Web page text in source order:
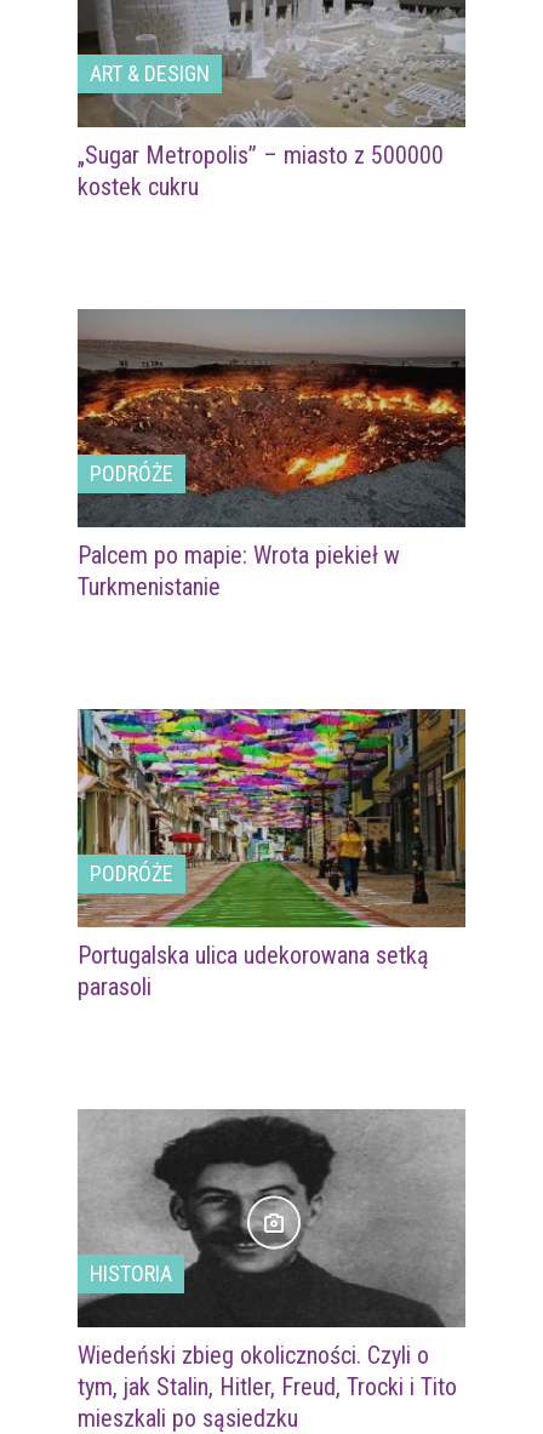
ART & DESIGN
„Sugar Metropolis” – miasto z 500000
kostek cukru
PODRÓŻE
Palcem po mapie: Wrota piekieł w
Turkmenistanie
PODRÓŻE
Portugalska ulica udekorowana setką
parasoli
HISTORIA
Wiedeński zbieg okoliczności. Czyli o
tym, jak Stalin, Hitler, Freud, Trocki i Tito
mieszkali po sąsiedzku